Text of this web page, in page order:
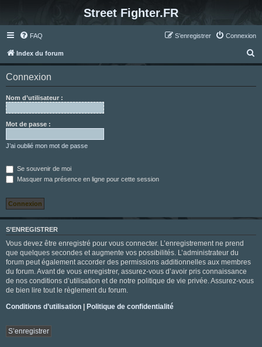
Street Fighter.FR
FAQ Connexion
S’enregistrer
Index du forum
e
Connexion
Nom d’utilisateur :
Mot de passe :
J’ai oublié mon mot de passe
Se souvenir de moi
Masquer ma présence en ligne pour cette session
S’ENREGISTRER
Vous devez être enregistré pour vous connecter. L’enregistrement ne prend
que quelques secondes et augmente vos possibilités. L’administrateur du
forum peut également accorder des permissions additionnelles aux membres
du forum. Avant de vous enregistrer, assurez-vous d’avoir pris connaissance
de nos conditions d’utilisation et de notre politique de vie privée. Assurez-vous
de bien lire tout le règlement du forum.
Conditions d’utilisation | Politique de confidentialité
S’enregistrer